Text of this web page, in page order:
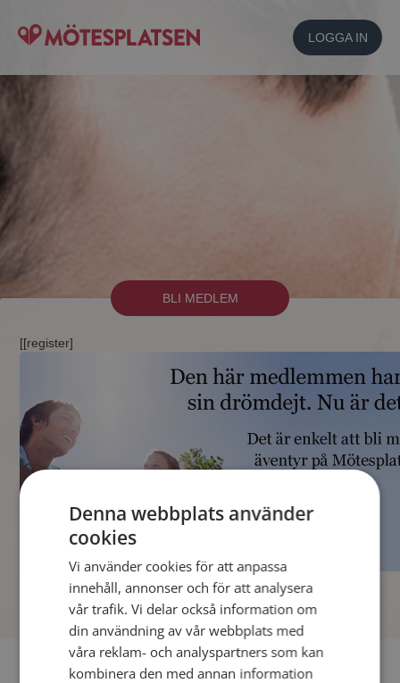
LOGGA IN
BLI MEDLEM
[[register]
Fler singlar
Denna webbplats använder
cookies
Vi använder cookies för att anpassa
innehåll, annonser och för att analysera
vår trafik. Vi delar också information om
din användning av vår webbplats med
våra reklam- och analyspartners som kan
kombinera den med annan information